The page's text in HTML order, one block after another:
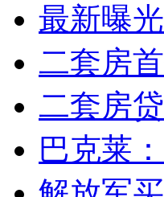
最新曝
二套房
二套房
巴克莱